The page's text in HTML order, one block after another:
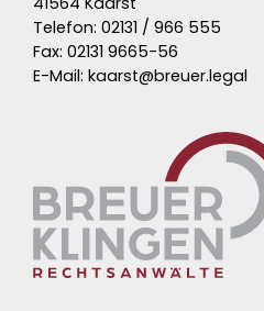
Telefon: 02131 / 966 555
Fax: 02131 9665-56
E-Mail: kaarst@breuer.legal